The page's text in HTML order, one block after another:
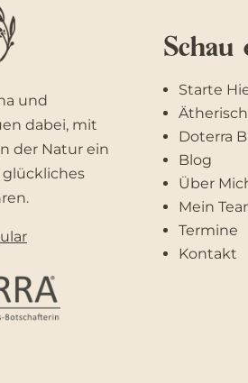
und
dabei, mit
der Natur ein
Schau
Starte
Doterra
Blog
Über
Mein
Termine
Kontakt